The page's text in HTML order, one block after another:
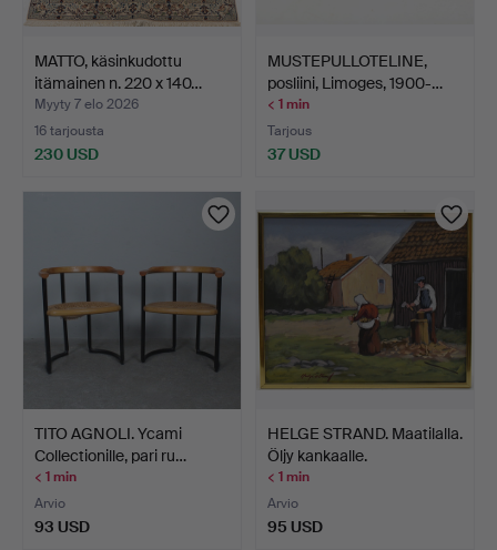
MATTO, käsinkudottu
itämainen n. 220 x 140…
Myyty 7 elo 2026
16 tarjousta
230 USD
MUSTEPULLOTELINE,
posliini, Limoges, 1900-…
< 1 min
Tarjous
37 USD
TITO AGNOLI. Ycami
Collectionille, pari ru…
< 1 min
Arvio
93 USD
HELGE STRAND. Maatilalla.
Öljy kankaalle.
< 1 min
Arvio
95 USD